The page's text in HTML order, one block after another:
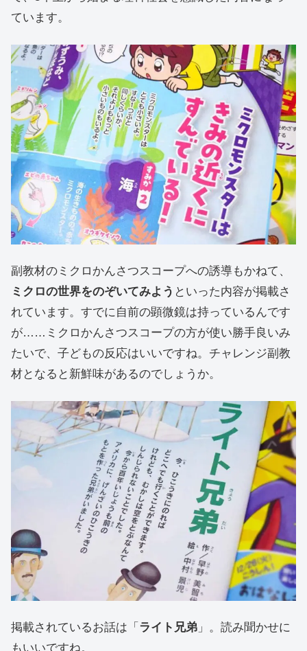
ています。
副教材のミクロかんさつスコープへの誘導もかねて、
ミクロの世界をのぞいてみよう といった内容が掲載さ
れています。すでに自前の顕微鏡は持っているんです
が……ミクロかんさつスコープの方が使い勝手良いみ
たいで、子どもの反応はいいですね。チャレンジ副教
材となると新鮮味があるのでしょうか。
掲載されているお話は「 ライト兄弟 」。読み聞かせに
もいいですね。